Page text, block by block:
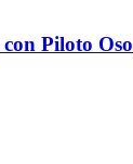
Piloto Oso